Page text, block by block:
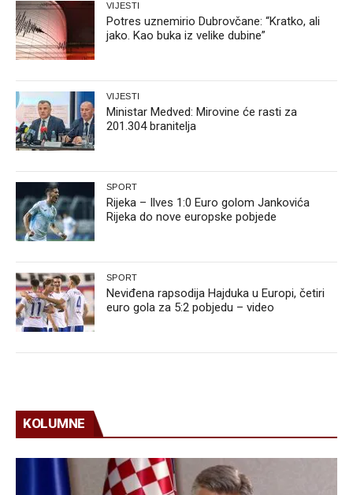
VIJESTI
Potres uznemirio Dubrovčane: “Kratko, ali
jako. Kao buka iz velike dubine”
VIJESTI
Ministar Medved: Mirovine će rasti za
201.304 branitelja
SPORT
Rijeka – Ilves 1:0 Euro golom Jankovića
Rijeka do nove europske pobjede
SPORT
Neviđena rapsodija Hajduka u Europi, četiri
euro gola za 5:2 pobjedu – video
KOLUMNE